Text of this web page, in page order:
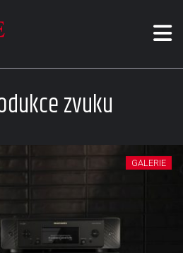
zvuku
GALERIE